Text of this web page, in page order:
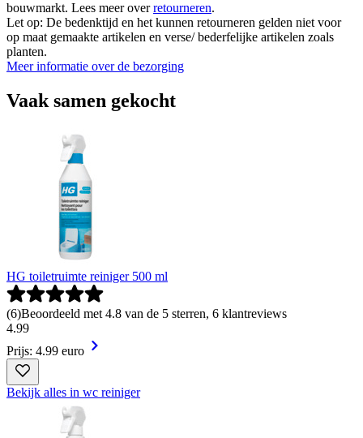
bouwmarkt. Lees meer overretourneren.
Let op: De bedenktijd en het kunnen retourneren gelden niet voor
op maat gemaakte artikelen en verse/ bederfelijke artikelen zoals
planten.
Meer informatie over de bezorging
Vaak samen gekocht
HG toiletruimte reiniger 500 ml
(6)Beoordeeld met 4.8 van de 5 sterren, 6 klantreviews
4.99
Prijs: 4.99 euro
Bekijk alles in wc reiniger